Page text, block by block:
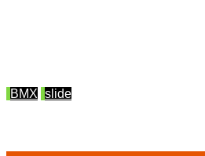
BMX slide